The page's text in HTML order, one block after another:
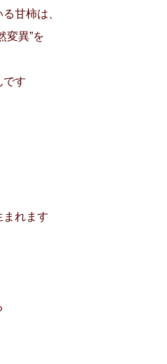
甘柿は、
変異”を
です
まれます